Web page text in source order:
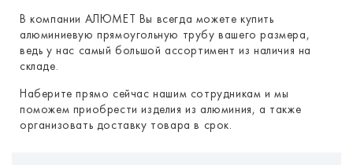
В компании АЛЮМЕТ Вы всегда можете купить
алюминиевую прямоугольную трубу вашего размера,
ведь у нас самый большой ассортимент из наличия на
складе.
Наберите прямо сейчас нашим сотрудникам и мы
поможем приобрести изделия из алюминия, а также
организовать доставку товара в срок.